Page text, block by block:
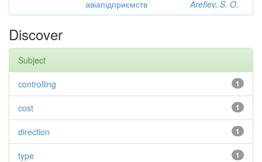
авіапідприємств
Arefiev, S. O.
Discover
Subject
1
controlling
1
cost
1
direction
1
type